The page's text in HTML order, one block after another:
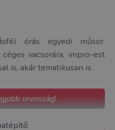
órás egyedi műsor.
vacsorára, impro-est
is, akár tematikusan is.
orvosság!